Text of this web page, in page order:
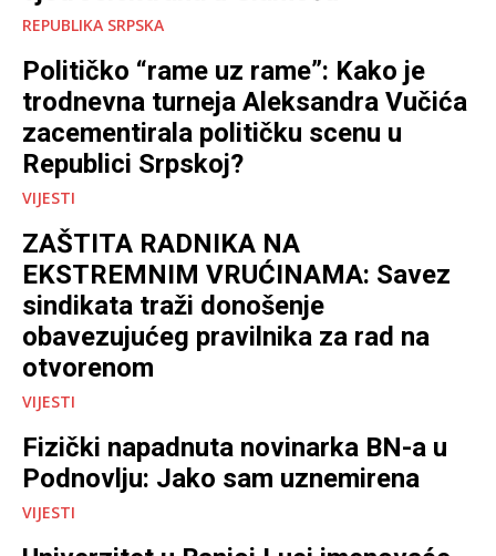
REPUBLIKA SRPSKA
Političko “rame uz rame”: Kako je
trodnevna turneja Aleksandra Vučića
zacementirala političku scenu u
Republici Srpskoj?
VIJESTI
ZAŠTITA RADNIKA NA
EKSTREMNIM VRUĆINAMA: Savez
sindikata traži donošenje
obavezujućeg pravilnika za rad na
otvorenom
VIJESTI
Fizički napadnuta novinarka BN-a u
Podnovlju: Jako sam uznemirena
VIJESTI